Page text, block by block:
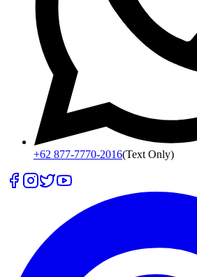
+62 877-7770-2016(Text Only)